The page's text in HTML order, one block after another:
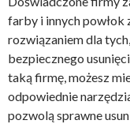
farby i innych powłok
rozwiązaniem dla
bezpiecznego
taką firmę, możesz
odpowiednie
pozwolą sprawne